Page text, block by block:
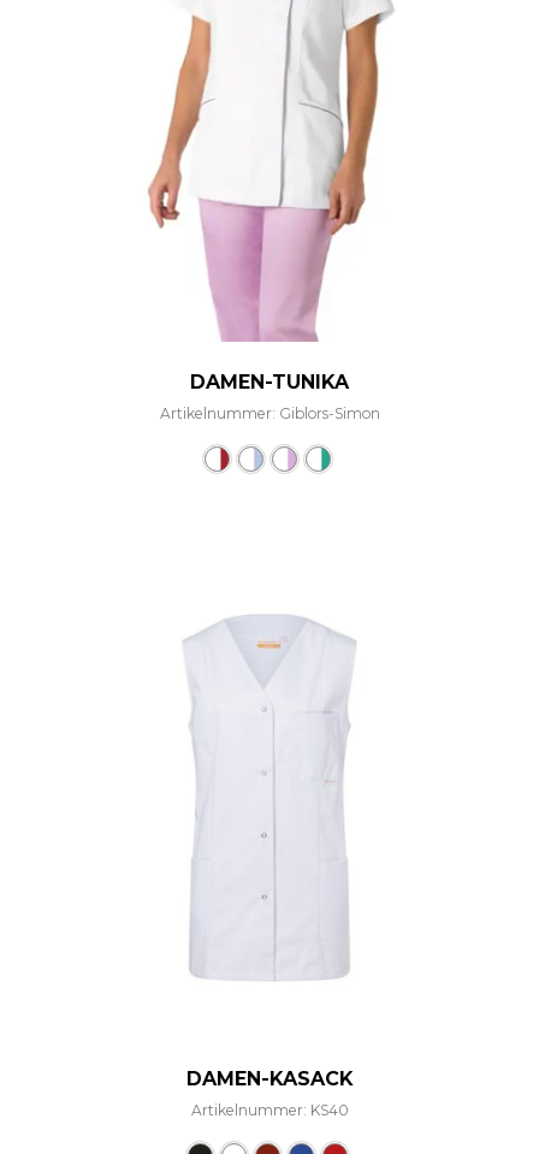
DAMEN-TUNIKA
Artikelnummer: Giblors-Simon
DAMEN-KASACK
Artikelnummer: KS40